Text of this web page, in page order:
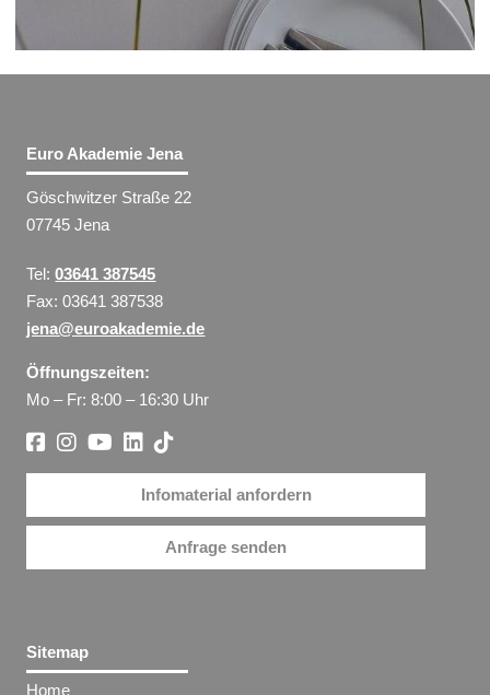
Euro Akademie Jena
Göschwitzer Straße 22
07745 Jena
Tel:03641 387545
Fax: 03641 387538
jena@euroakademie.de
Öffnungszeiten:
Mo – Fr: 8:00 – 16:30 Uhr
Infomaterial anfordern
Anfrage senden
Sitemap
Home